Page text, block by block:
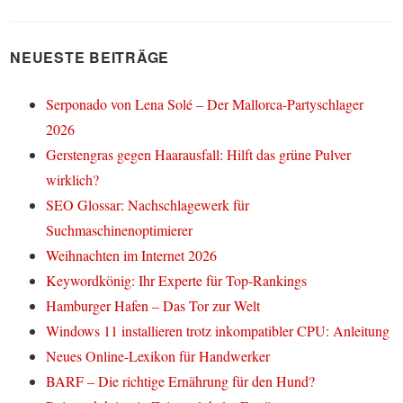
NEUESTE BEITRÄGE
Serponado von Lena Solé – Der Mallorca-Partyschlager
2026
Gerstengras gegen Haarausfall: Hilft das grüne Pulver
wirklich?
SEO Glossar: Nachschlagewerk für
Suchmaschinenoptimierer
Weihnachten im Internet 2026
Keywordkönig: Ihr Experte für Top-Rankings
Hamburger Hafen – Das Tor zur Welt
Windows 11 installieren trotz inkompatibler CPU: Anleitung
Neues Online-Lexikon für Handwerker
BARF – Die richtige Ernährung für den Hund?